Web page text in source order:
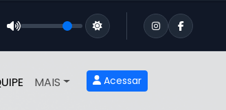
MAIS Acessar